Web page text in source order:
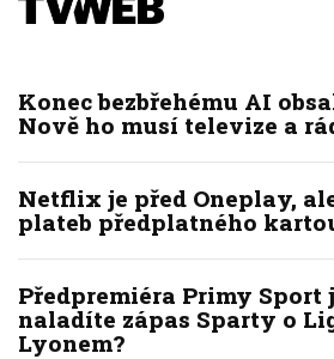
Konec bezbřehému AI
Nově ho musí televize a
Netflix je před Oneplay,
plateb předplatného
Předpremiéra Primy Sport
naladíte zápas Sparty o
Lyonem?